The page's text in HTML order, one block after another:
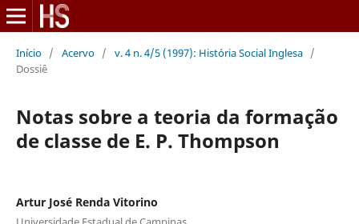
Início / Acervo / v. 4 n. 4/5 (1997): História Social Inglesa /
Dossiê
Notas sobre a teoria da formação
de classe de E. P. Thompson
Artur José Renda Vitorino